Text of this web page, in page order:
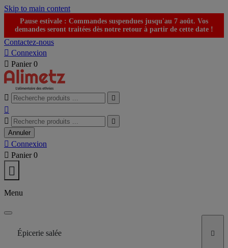
Skip to main content
Pause estivale : Commandes suspendues jusqu'au 7 août. Vos
demandes seront traitées dès notre retour à partir de cette date !
Contactez-nous
 Connexion
 Panier 0
 



Annuler
 Connexion
 Panier 0

Menu
Épicerie salée 